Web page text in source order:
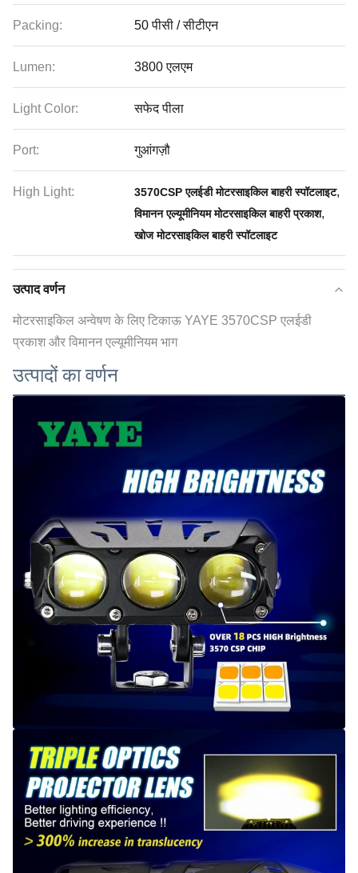
Packing: 50 पीसी / सीटीएन
Lumen: 3800 एलएम
Light Color: सफेद पीला
Port: गुआंगज़ौ
High Light: 3570CSP एलईडी मोटरसाइकिल बाहरी स्पॉटलाइट,
विमानन एल्यूमीनियम मोटरसाइकिल बाहरी प्रकाश,
खोज मोटरसाइकिल बाहरी स्पॉटलाइट
उत्पाद वर्णन
मोटरसाइकिल अन्वेषण के लिए टिकाऊ YAYE 3570CSP एलईडी
प्रकाश और विमानन एल्यूमीनियम भाग
उत्पादों का वर्णन